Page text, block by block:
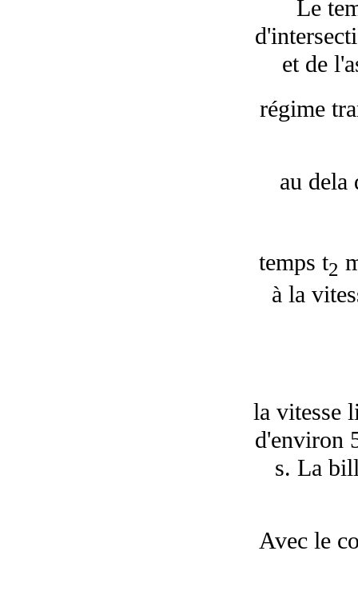
Le
et de
régime
au dela
temps t2
à la
la vitesse
d'environ
s. La
Avec le